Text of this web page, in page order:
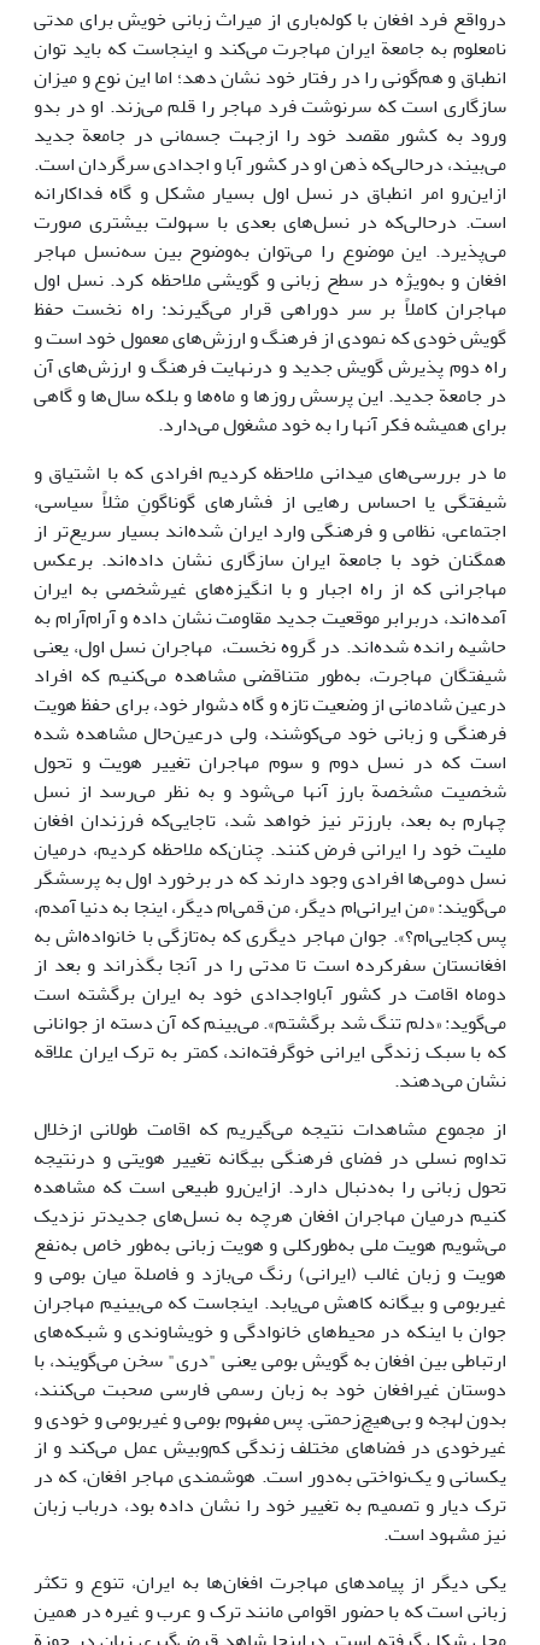
درواقع فرد افغان با کوله‌باری از میراث زبانی خویش برای مدتی
نامعلوم به جامعة ایران مهاجرت می‌کند و اینجاست که باید توان
انطباق و هم‌گونی را در رفتار خود نشان دهد؛ اما این نوع و میزان
سازگاری است که سرنوشت فرد مهاجر را قلم می‌زند. او در بدو
ورود به کشور مقصد خود را ازجهت جسمانی در جامعة جدید
می‌بیند، درحالی‌که ذهن او در کشور آبا و اجدادی سرگردان است.
ازاین‌رو امر انطباق در نسل اول بسیار مشکل و گاه فداکارانه
است. درحالی‌که در نسل‌های بعدی با سهولت بیشتری صورت
می‌پذیرد. این موضوع را می‌توان به‌وضوح بین سه‌نسل مهاجر
افغان و به‌ویژه در سطح زبانی و گویشی ملاحظه کرد. نسل اول
مهاجران کاملاً بر سر دوراهی قرار می‌گیرند: راه نخست حفظ
گویش خودی که نمودی از فرهنگ و ارزش‌های معمول خود است و
راه دوم پذیرش گویش جدید و درنهایت فرهنگ و ارزش‌های آن
در جامعة جدید. این پرسش روزها و ماه‌ها و بلکه سال‌ها و گاهی
برای همیشه فکر آنها را به خود مشغول می‌دارد.
ما در بررسی‌های میدانی ملاحظه کردیم افرادی که با اشتیاق و
شیفتگی یا احساس رهایی از فشارهای گوناگونِ مثلاً سیاسی،
اجتماعی، نظامی و فرهنگی وارد ایران شده‌اند بسیار سریع‌تر از
همگنان خود با جامعة ایران سازگاری نشان داده‌اند. برعکس
مهاجرانی که از راه اجبار و با انگیزه‌های غیرشخصی به ایران
آمده‌اند، دربرابر موقعیت جدید مقاومت نشان داده و آرام‌آرام به
حاشیه رانده شده‌اند. در گروه نخست، مهاجران نسل اول، یعنی
شیفتگان مهاجرت، به‌‌طور متناقضی مشاهده می‌کنیم که افراد
درعین شادمانی از وضعیت‌ تازه و گاه دشوار خود، برای حفظ هویت
فرهنگی و زبانی خود می‌کوشند، ولی درعین‌حال مشاهده شده
است که در نسل دوم و سوم مهاجران تغییر هویت و تحول
شخصیت مشخصة بارز آنها می‌شود و به نظر می‌رسد از نسل
چهارم به بعد، بارزتر نیز خواهد شد، تاجایی‌که فرزندان افغان
ملیت خود را ایرانی فرض کنند. چنان‌که ملاحظه کردیم، درمیان
نسل دومی‌ها افرادی وجود دارند که در برخورد اول به پرسشگر
می‌گویند: «من ایرانی‌ام دیگر، من قمی‌ام دیگر، اینجا به دنیا آمدم،
پس کجایی‌ام؟». جوان مهاجر دیگری که به‌تازگی با خانواده‌اش به
افغانستان سفرکرده است تا مدتی را در آنجا بگذراند و بعد از
دوماه اقامت در کشور آباواجدادی خود به ایران برگشته است
می‌گوید: «دلم تنگ شد برگشتم». می‌بینم که آن دسته از جوانانی
که با سبک زندگی ایرانی خوگرفته‌اند، کمتر به ترک ایران علاقه
نشان می‌دهند.
از مجموع مشاهدات نتیجه می‌گیریم که اقامت طولانی ازخلال
تداوم نسلی در فضای فرهنگی بیگانه تغییر هویتی و درنتیجه
تحول زبانی را به‌دنبال دارد. ازاین‌رو طبیعی است که مشاهده
کنیم درمیان مهاجران افغان هرچه به نسل‌های جدیدتر نزدیک
می‌شویم هویت ملی به‌طورکلی و هویت زبانی به‌طور خاص به‌نفع
هویت و زبان غالب (ایرانی) رنگ می‌بازد و فاصلة میان بومی و
غیربومی و بیگانه کاهش می‌یابد. اینجاست که می‌بینیم مهاجران
جوان با اینکه در محیط‌های خانوادگی و خویشاوندی و شبکه‌های
ارتباطی بین افغان به گویش بومی یعنی "دری" سخن می‌گویند، با
دوستان غیرافغان خود به زبان رسمی فارسی صحبت می‌کنند،
بدون لهجه و بی‌هیچ‌زحمتی. پس مفهوم بومی و غیربومی و خودی و
غیرخودی در فضاهای مختلف زندگی کم‌وبیش عمل می‌کند و از
یکسانی و یک‌نواختی به‌دور است. هوشمندی مهاجر افغان، که در
ترک دیار و تصمیم به تغییر خود را نشان داده بود، درباب زبان
نیز مشهود است.
یکی دیگر از پیامدهای مهاجرت افغان‌ها به ایران، تنوع و تکثر
زبانی است که با حضور اقوامی مانند ترک و عرب و غیره در همین